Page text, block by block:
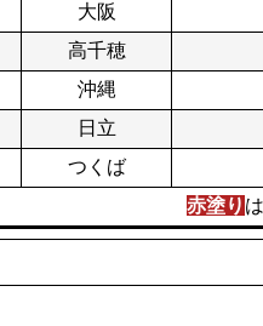
大阪
高千穂
沖縄
日立
つくば
赤塗り